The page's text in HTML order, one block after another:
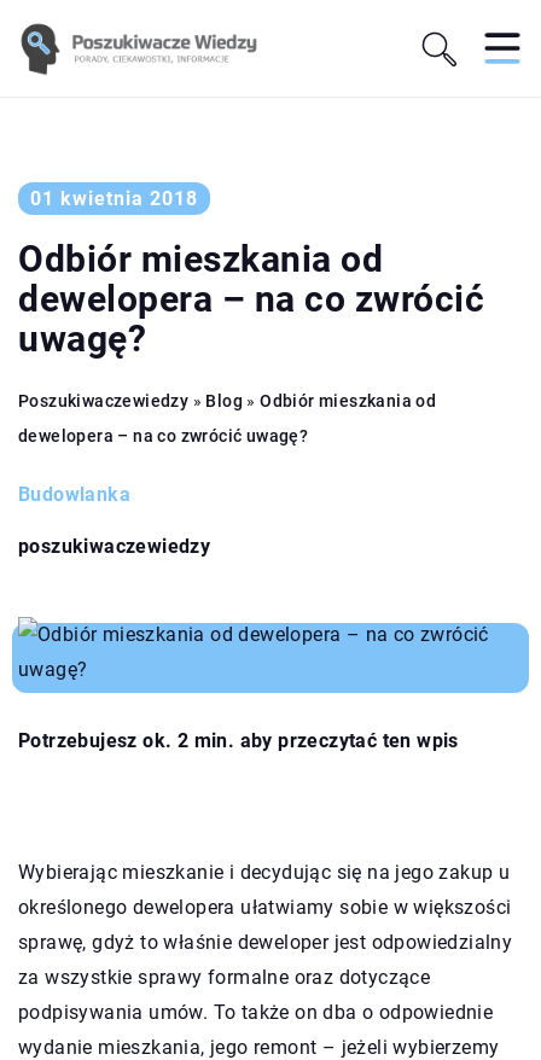
01 kwietnia 2018
Odbiór mieszkania od
dewelopera – na co zwrócić
uwagę?
Poszukiwaczewiedzy » Blog »Odbiór mieszkania od
dewelopera – na co zwrócić uwagę?
Budowlanka
poszukiwaczewiedzy
Potrzebujesz ok. 2 min. aby przeczytać ten wpis
Wybierając mieszkanie i decydując się na jego zakup u
określonego dewelopera ułatwiamy sobie w większości
sprawę, gdyż to właśnie deweloper jest odpowiedzialny
za wszystkie sprawy formalne oraz dotyczące
podpisywania umów. To także on dba o odpowiednie
wydanie mieszkania, jego remont – jeżeli wybierzemy